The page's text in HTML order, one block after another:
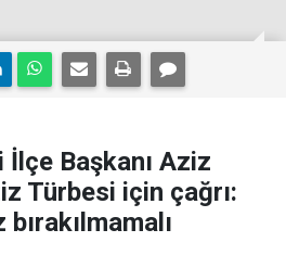
İlçe Başkanı Aziz
Türbesi için çağrı: